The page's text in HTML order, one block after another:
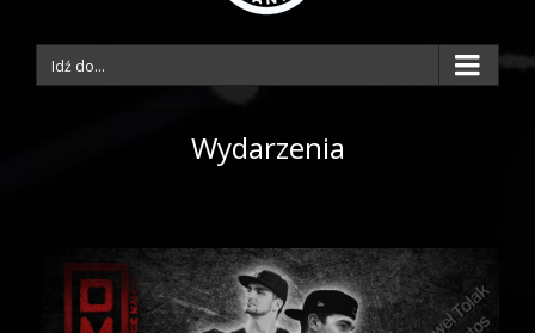
Idź do...
Wydarzenia